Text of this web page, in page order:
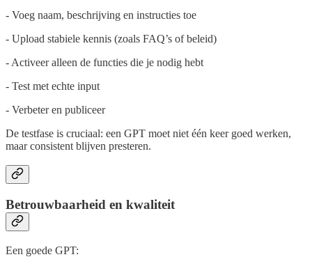
- Voeg naam, beschrijving en instructies toe
- Upload stabiele kennis (zoals FAQ’s of beleid)
- Activeer alleen de functies die je nodig hebt
- Test met echte input
- Verbeter en publiceer
De testfase is cruciaal: een GPT moet niet één keer goed werken,
maar consistent blijven presteren.
Betrouwbaarheid en kwaliteit
Een goede GPT: